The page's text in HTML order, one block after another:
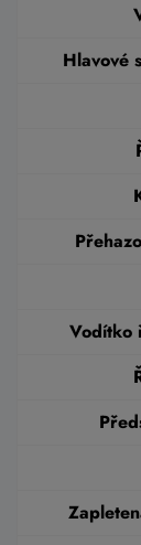
Hlavové
Vodítko